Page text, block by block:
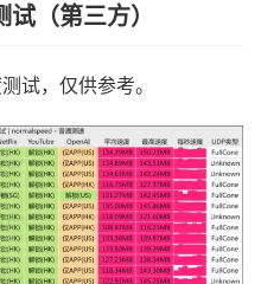
（第三方）
试，仅供参考。